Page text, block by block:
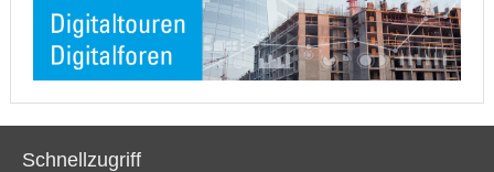
Schnellzugriff